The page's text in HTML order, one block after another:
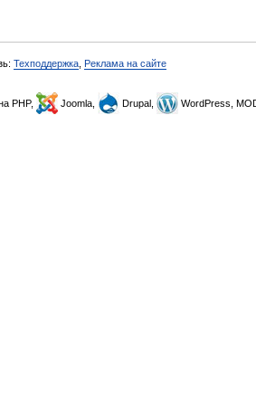
Техподдержка Реклама на сайте
PHP, Joomla, Drupal, WordPress,